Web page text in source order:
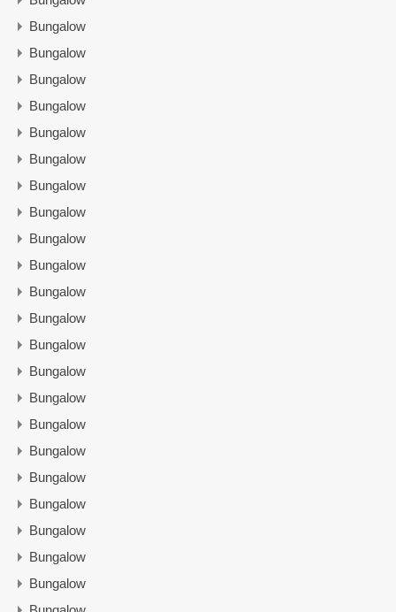
Bungalow
Bungalow
Bungalow
Bungalow
Bungalow
Bungalow
Bungalow
Bungalow
Bungalow
Bungalow
Bungalow
Bungalow
Bungalow
Bungalow
Bungalow
Bungalow
Bungalow
Bungalow
Bungalow
Bungalow
Bungalow
Bungalow